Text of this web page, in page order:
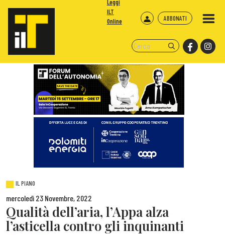
ABBONATI
Leggi
ILT
Online
IL PIANO
mercoledì 23 Novembre, 2022
Qualità dell’aria, l’Appa alza
l’asticella contro gli inquinanti